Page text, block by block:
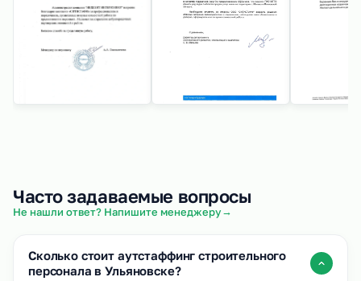
Часто задаваемые вопросы
Не нашли ответ? Напишите менеджеру→
Сколько стоит аутстаффинг строительного
персонала в Ульяновске?